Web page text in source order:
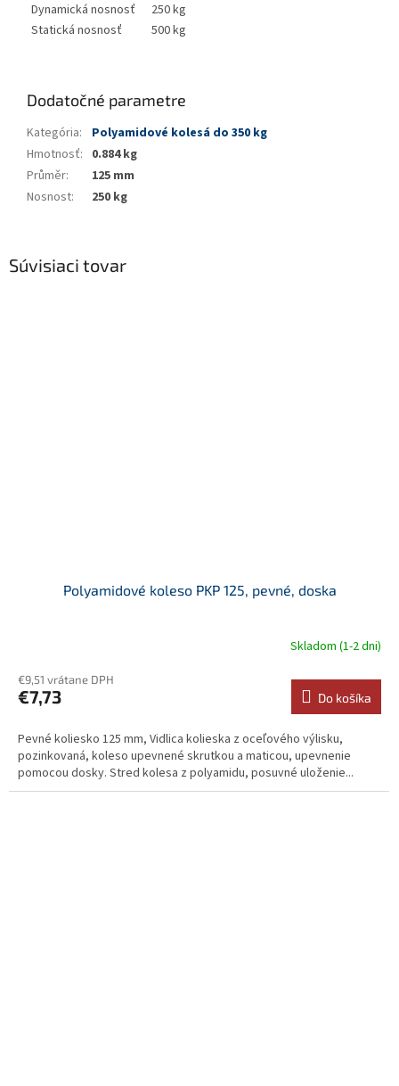
Súvisiaci tovar
Polyamidové koleso PKP 125, pevné, doska
Skladom (1-2 dni)
€9,51 vrátane DPH
€7,73 Do košíka
Pevné koliesko 125 mm, Vidlica kolieska z oceľového výlisku,
pozinkovaná, koleso upevnené skrutkou a maticou, upevnenie
pomocou dosky. Stred kolesa z polyamidu, posuvné uloženie...
Dynamická nosnosť
250 kg
Statická nosnosť
500 kg
Dodatočné parametre
Kategória:
Polyamidové kolesá do 350 kg
Hmotnosť: 0.884 kg
Průměr:
125 mm
Nosnost: 250 kg